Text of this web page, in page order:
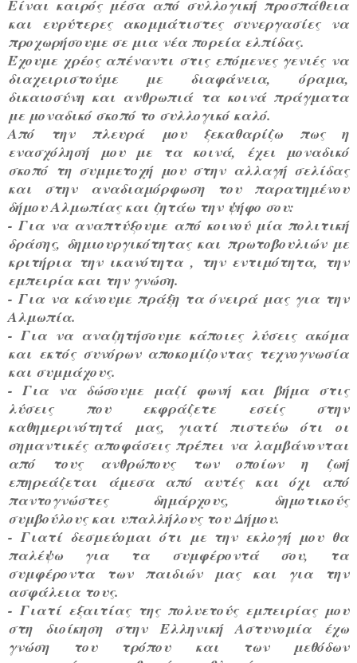
Είναι καιρός μέσα από συλλογική προσπάθεια
και ευρύτερες ακομμάτιστες συνεργασίες να
προχωρήσουμε σε μια νέα πορεία ελπίδας.
Έχουμε χρέος απέναντι στις επόμενες γενιές να
διαχειριστούμε με διαφάνεια, όραμα,
δικαιοσύνη και ανθρωπιά τα κοινά πράγματα
με μοναδικό σκοπό το συλλογικό καλό.
Από την πλευρά μου ξεκαθαρίζω πως η
ενασχόλησή μου με τα κοινά, έχει μοναδικό
σκοπό τη συμμετοχή μου στην αλλαγή σελίδας
και στην αναδιαμόρφωση του παρατημένου
δήμου Αλμωπίας και ζητάω την ψήφο σου:
- Για να αναπτύξουμε από κοινού μία πολιτική
δράσης, δημιουργικότητας και πρωτοβουλιών με
κριτήρια την ικανότητα , την εντιμότητα, την
εμπειρία και την γνώση.
- Για να κάνουμε πράξη τα όνειρά μας για την
Αλμωπία.
- Για να αναζητήσουμε κάποιες λύσεις ακόμα
και εκτός συνόρων αποκομίζοντας τεχνογνωσία
και συμμάχους.
- Για να δώσουμε μαζί φωνή και βήμα στις
λύσεις που εκφράζετε εσείς στην
καθημερινότητά μας, γιατί πιστεύω ότι οι
σημαντικές αποφάσεις πρέπει να λαμβάνονται
από τους ανθρώπους των οποίων η ζωή
επηρεάζεται άμεσα από αυτές και όχι από
παντογνώστες δημάρχους, δημοτικούς
συμβούλους και υπαλλήλους του Δήμου.
- Γιατί δεσμεύομαι ότι με την εκλογή μου θα
παλέψω για τα συμφέροντά σου, τα
συμφέροντα των παιδιών μας και για την
ασφάλεια τους.
- Γιατί εξαιτίας της πολυετούς εμπειρίας μου
στη διοίκηση στην Ελληνική Αστυνομία έχω
γνώση του τρόπου και των μεθόδων